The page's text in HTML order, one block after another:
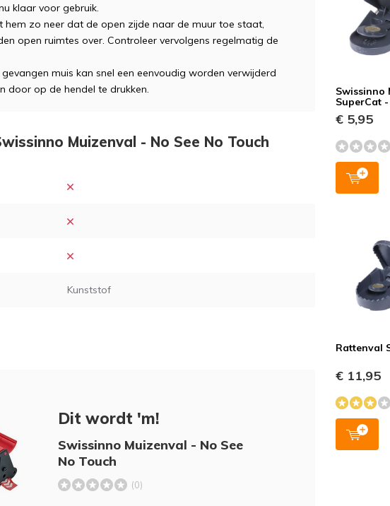
klaar voor gebruik.
hem zo neer dat de open zijde naar de muur toe staat,
open ruimtes over. Controleer vervolgens regelmatig de
muis kan snel een eenvoudig worden verwijderd
door op de hendel te drukken.
Muizenval - No See No Touch
Kunststof
Dit wordt 'm!
Swissinno Muizenval - No See
No Touch
(0)
Swissinno
SuperCat
€ 5,95
Rattenval
€ 11,95